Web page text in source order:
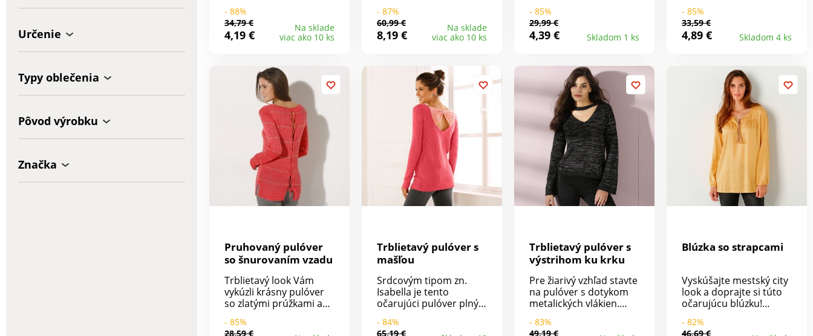
Určenie
Typy oblečenia
Pôvod výrobku
Značka
zvodným kúskom.
Sukňa má úzky pás
zdôraznený zaoblenou
zapínanie a rázporok.
- 88%
34,79 €
4,19 €
Na sklade
viac ako 10 ks
chlpom. Jednoduchá
údržba, možno prať v
práčke. Vpredu okrúhly
šnúrkou na zaviazanie.
Dlhé rukávy. Rovný
spodný lem.
- 87%
60,99 €
8,19 €
Na sklade
viac ako 10 ks
štýl! Široký strih zo
vzdušného krepu.
Bežná výška pásu.
zips + háčik a vnútorný
gombík. 2 klinové
vrecká vpredu. 2
falošné vrecká s
paspulou vzadu. 2
záševky vzadu. Biele
predĺžujúce pruhy na
každej strane.
Kontrastné moderné
prešitie. Možno prať v
pračke.
- 85%
29,99 €
4,39 € Skladom 1 ks
nastaviteľné ramienka.
Vpredu celoprepínací
na gombíky a očká.
Možno prať v práčke.
- 85%
33,59 €
4,89 € Skladom 4 ks
Pruhovaný pulóver
so šnurovaním vzadu
Trblietavý look Vám
vykúzli krásny pulóver
so zlatými prúžkami a
Prímes zlatých vlákien.
- 85%
28,59 €
Trblietavý pulóver s
mašľou
Srdcovým tipom zn.
Isabella je tento
očarujúci pulóver plný
prímesou trblietavých
- 84%
65,19 €
Trblietavý pulóver s
výstrihom ku krku
Pre žiarivý vzhľad stavte
na pulóver s dotykom
metalických vlákien.
prestrihom do "V". Dlhé
- 83%
49,19 €
Blúzka so strapcami
Vyskúšajte mestský city
look a doprajte si túto
očarujúcu blúzku!
tuniková dĺžka sadnú
- 82%
46,69 €